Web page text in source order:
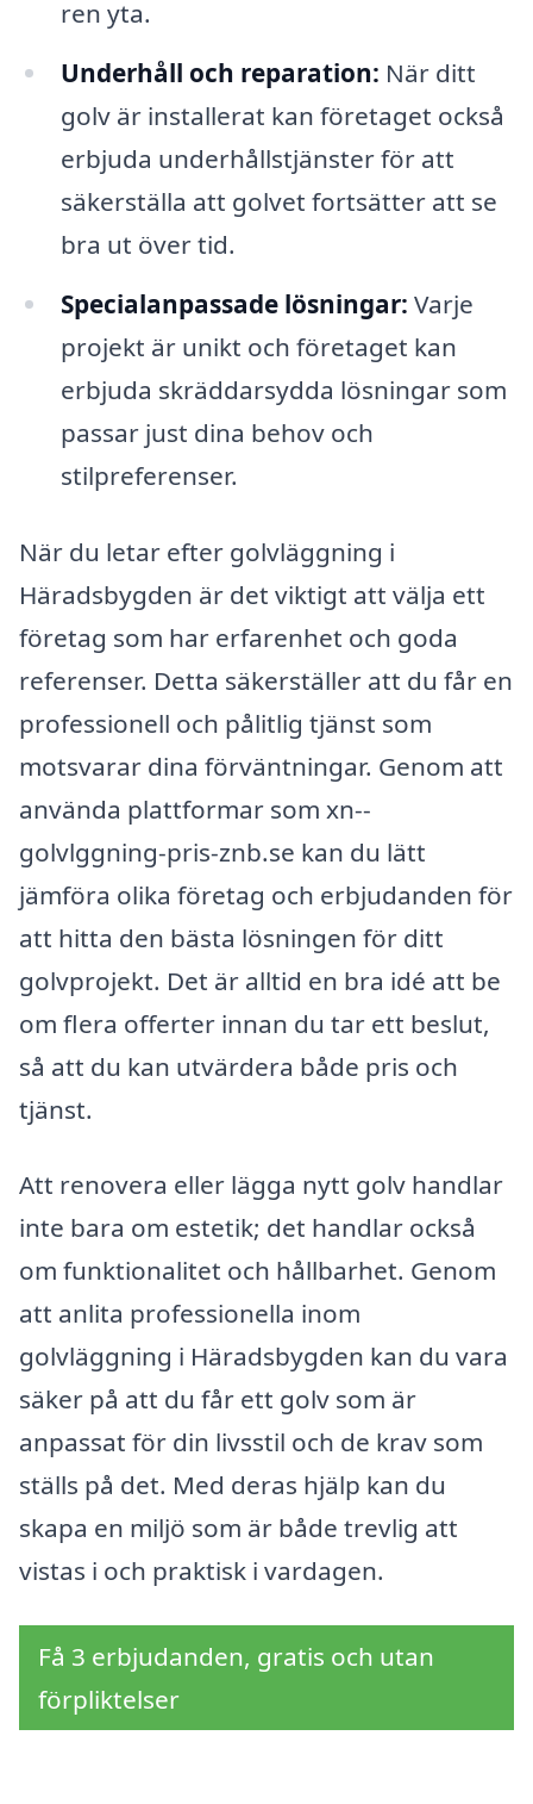
ren yta.
Underhåll och reparation: När ditt
golv är installerat kan företaget också
erbjuda underhållstjänster för att
säkerställa att golvet fortsätter att se
bra ut över tid.
Specialanpassade lösningar: Varje
projekt är unikt och företaget kan
erbjuda skräddarsydda lösningar som
passar just dina behov och
stilpreferenser.
När du letar efter golvläggning i
Häradsbygden är det viktigt att välja ett
företag som har erfarenhet och goda
referenser. Detta säkerställer att du får en
professionell och pålitlig tjänst som
motsvarar dina förväntningar. Genom att
använda plattformar som xn--
golvlggning-pris-znb.se kan du lätt
jämföra olika företag och erbjudanden för
att hitta den bästa lösningen för ditt
golvprojekt. Det är alltid en bra idé att be
om flera offerter innan du tar ett beslut,
så att du kan utvärdera både pris och
tjänst.
Att renovera eller lägga nytt golv handlar
inte bara om estetik; det handlar också
om funktionalitet och hållbarhet. Genom
att anlita professionella inom
golvläggning i Häradsbygden kan du vara
säker på att du får ett golv som är
anpassat för din livsstil och de krav som
ställs på det. Med deras hjälp kan du
skapa en miljö som är både trevlig att
vistas i och praktisk i vardagen.
Få 3 erbjudanden, gratis och utan
förpliktelser